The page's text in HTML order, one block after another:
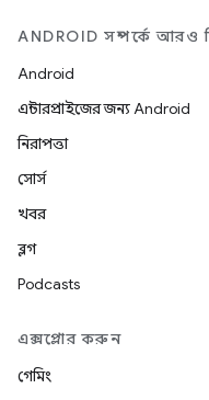
ANDROID সম্পর্কে আরও
Android
এন্টারপ্রাইজের জন্য Android
নিরাপত্তা
সোর্স
খবর
ব্লগ
Podcasts
এক্সপ্লোর করুন
গেমিং